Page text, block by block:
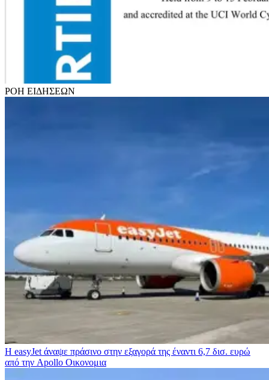
ΡΟΗ ΕΙΔΗΣΕΩΝ
Η easyJet άναψε πράσινο στην εξαγορά της έναντι 6,7 δισ. ευρώ
από την Apollo Οικονομια